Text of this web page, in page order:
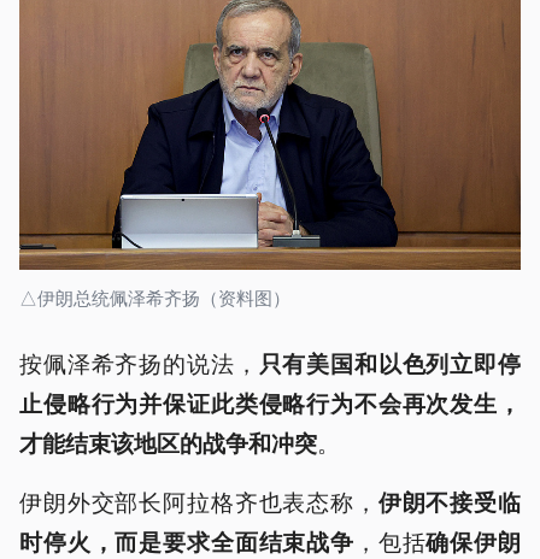
△伊朗总统佩泽希齐扬（资料图）
按佩泽希齐扬的说法， 只有美国和以色列立即停
止侵略行为并保证此类侵略行为不会再次发生，
才能结束该地区的战争和冲突。
伊朗外交部长阿拉格齐也表态称， 伊朗不接受临
时停火，而是要求全面结束战争 ，包括确保伊朗